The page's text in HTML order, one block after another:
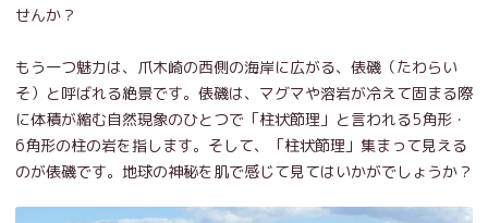
せんか？
もう一つ魅力は、爪木崎の西側の海岸に広がる、俵磯（たわらい
そ）と呼ばれる絶景です。俵磯は、マグマや溶岩が冷えて固まる際
に体積が縮む自然現象のひとつで「柱状節理」と言われる5角形・
6角形の柱の岩を指します。そして、「柱状節理」集まって見える
のが俵磯です。地球の神秘を肌で感じて見てはいかがでしょうか？